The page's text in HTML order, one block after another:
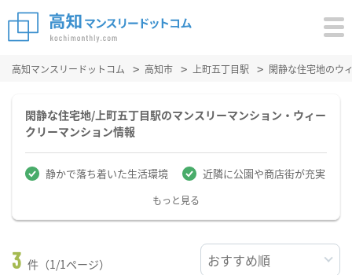
高知マンスリードットコム 高知市 上町五丁目駅 閑静な住宅地のウ
閑静な住宅地/上町五丁目駅のマンスリーマンション・ウィー
クリーマンション情報
静かで落ち着いた生活環境 近隣に公園や商店街が充実
もっと見る
3 件（1/1ページ）